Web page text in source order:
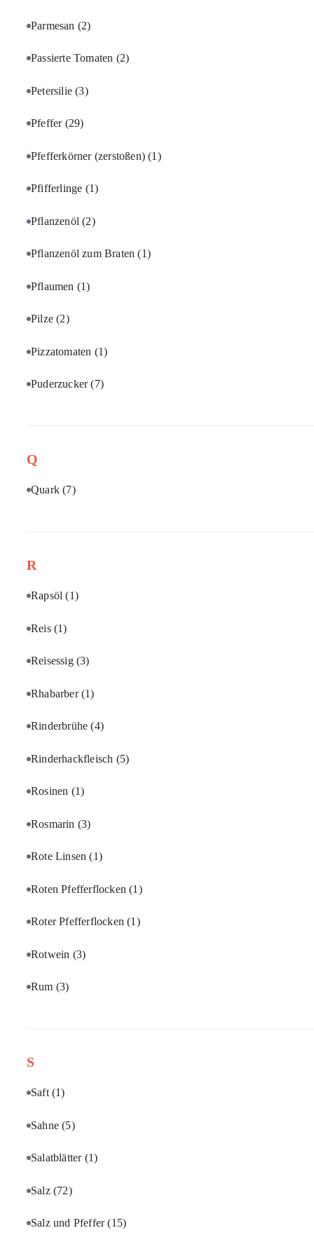
Parmesan (2)
Passierte Tomaten (2)
Petersilie(3)
Pfeffer (29)
Pfefferkörner (zerstoßen)(1)
Pfifferlinge (1)
Pflanzenöl(2)
Pflanzenöl zum Braten(1)
Pflaumen (1)
Pilze(2)
Pizzatomaten (1)
Puderzucker(7)
Q
Quark(7)
R
Rapsöl(1)
Reis (1)
Reisessig (3)
Rhabarber(1)
Rinderbrühe(4)
Rinderhackfleisch (5)
Rosinen (1)
Rosmarin (3)
Rote Linsen(1)
Roten Pfefferflocken(1)
Roter Pfefferflocken(1)
Rotwein (3)
Rum (3)
S
Saft(1)
Sahne(5)
Salatblätter (1)
Salz (72)
Salz und Pfeffer(15)